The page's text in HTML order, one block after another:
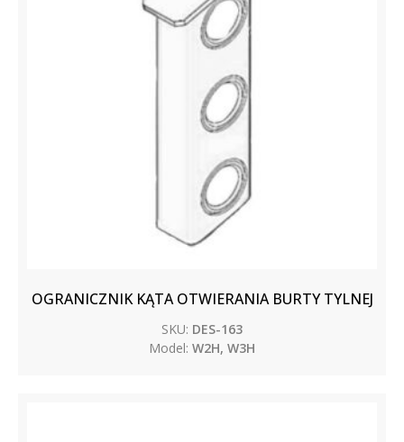
OGRANICZNIK KĄTA OTWIERANIA BURTY TYLNEJ
SKU: DES-163
Model: W2H, W3H